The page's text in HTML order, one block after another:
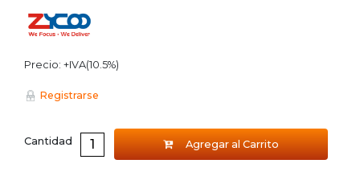
Precio: +IVA(10.5%)
Registrarse
Cantidad Agregar al Carrito